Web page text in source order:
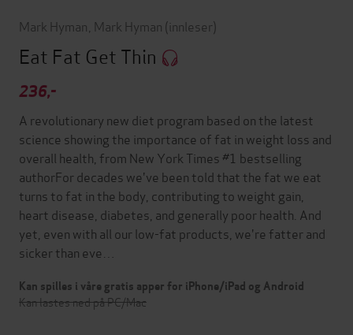
Mark Hyman Mark Hyman (innleser)
Eat Fat Get Thin
236,-
A revolutionary new diet program based on the latest
science showing the importance of fat in weight loss and
overall health, from New York Times #1 bestselling
authorFor decades we've been told that the fat we eat
turns to fat in the body, contributing to weight gain,
heart disease, diabetes, and generally poor health. And
yet, even with all our low-fat products, we're fatter and
sicker than eve…
Kan spilles i våre gratis apper for iPhone/iPad og Android
Kan lastes ned på PC/Mac